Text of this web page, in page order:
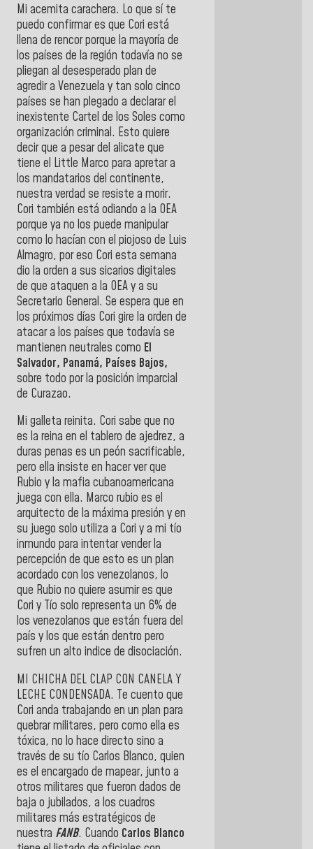
Mi acemita carachera. Lo que sí te
puedo confirmar es que Cori está
llena de rencor porque la mayoría de
los países de la región todavía no se
pliegan al desesperado plan de
agredir a Venezuela y tan solo cinco
países se han plegado a declarar el
inexistente Cartel de los Soles como
organización criminal. Esto quiere
decir que a pesar del alicate que
tiene el Little Marco para apretar a
los mandatarios del continente,
nuestra verdad se resiste a morir.
Cori también está odiando a la OEA
porque ya no los puede manipular
como lo hacían con el piojoso de Luis
Almagro, por eso Cori esta semana
dio la orden a sus sicarios digitales
de que ataquen a la OEA y a su
Secretario General. Se espera que en
los próximos días Cori gire la orden de
atacar a los países que todavía se
mantienen neutrales como El
Salvador, Panamá, Países Bajos,
sobre todo por la posición imparcial
de Curazao.
Mi galleta reinita. Cori sabe que no
es la reina en el tablero de ajedrez, a
duras penas es un peón sacrificable,
pero ella insiste en hacer ver que
Rubio y la mafia cubanoamericana
juega con ella. Marco rubio es el
arquitecto de la máxima presión y en
su juego solo utiliza a Cori y a mi tío
inmundo para intentar vender la
percepción de que esto es un plan
acordado con los venezolanos, lo
que Rubio no quiere asumir es que
Cori y Tío solo representa un 6% de
los venezolanos que están fuera del
país y los que están dentro pero
sufren un alto indice de disociación.
MI CHICHA DEL CLAP CON CANELA Y
LECHE CONDENSADA. Te cuento que
Cori anda trabajando en un plan para
quebrar militares, pero como ella es
tóxica, no lo hace directo sino a
través de su tío Carlos Blanco, quien
es el encargado de mapear, junto a
otros militares que fueron dados de
baja o jubilados, a los cuadros
militares más estratégicos de
nuestra FANB. Cuando Carlos Blanco